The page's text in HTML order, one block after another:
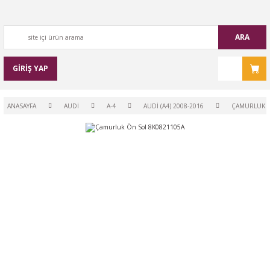
ARA
GİRİŞ YAP
ANASAYFA AUDİ A-4 AUDİ (A4) 2008-2016 ÇAMURLUK